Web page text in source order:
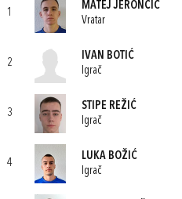
1
MATEJ JERONČIĆ
Vratar
2
IVAN BOTIĆ
Igrač
3
STIPE REŽIĆ
Igrač
4
LUKA BOŽIĆ
Igrač